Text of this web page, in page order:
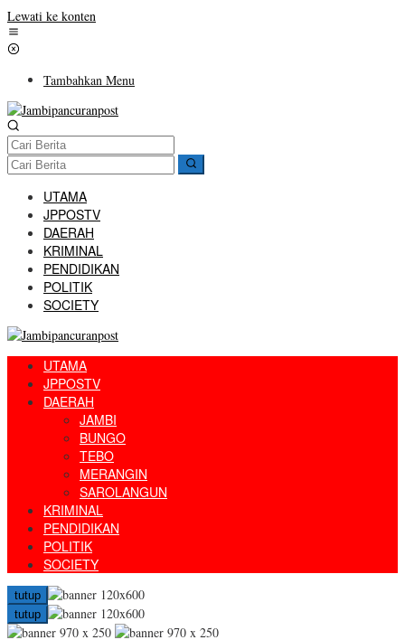
Lewati ke konten
Tambahkan Menu
UTAMA
JPPOSTV
DAERAH
KRIMINAL
PENDIDIKAN
POLITIK
SOCIETY
UTAMA
JPPOSTV
DAERAH
JAMBI
BUNGO
TEBO
MERANGIN
SAROLANGUN
KRIMINAL
PENDIDIKAN
POLITIK
SOCIETY
tutup
tutup